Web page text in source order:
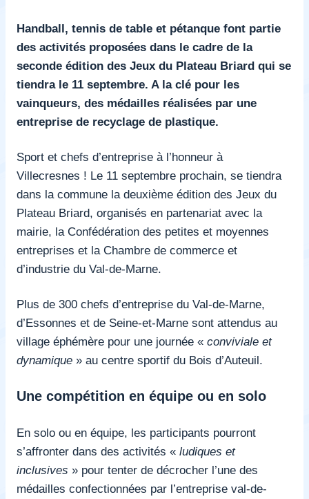
Handball, tennis de table et pétanque font partie
des activités proposées dans le cadre de la
seconde édition des Jeux du Plateau Briard qui se
tiendra le 11 septembre. A la clé pour les
vainqueurs, des médailles réalisées par une
entreprise de recyclage de plastique.
Sport et chefs d’entreprise à l’honneur à
Villecresnes ! Le 11 septembre prochain, se tiendra
dans la commune la deuxième édition des Jeux du
Plateau Briard, organisés en partenariat avec la
mairie, la Confédération des petites et moyennes
entreprises et la Chambre de commerce et
d’industrie du Val-de-Marne.
Plus de 300 chefs d’entreprise du Val-de-Marne,
d’Essonnes et de Seine-et-Marne sont attendus au
village éphémère pour une journée « conviviale et
dynamique » au centre sportif du Bois d’Auteuil.
Une compétition en équipe ou en solo
En solo ou en équipe, les participants pourront
s’affronter dans des activités « ludiques et
inclusives » pour tenter de décrocher l’une des
médailles confectionnées par l’entreprise val-de-